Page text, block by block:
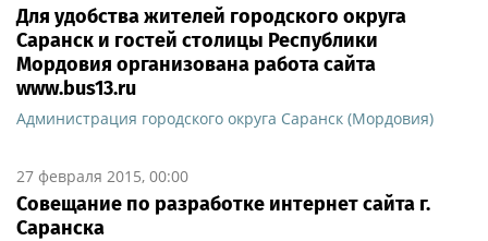
Для удобства жителей городского округа
Саранск и гостей столицы Республики
Мордовия организована работа сайта
www.bus13.ru
Администрация городского округа Саранск (Мордовия)
27 февраля 2015, 00:00
Совещание по разработке интернет сайта г.
Саранска